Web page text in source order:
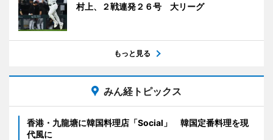
村上、２戦連発２６号 大リーグ
もっと見る
みん経トピックス
香港・九龍塘に韓国料理店「Social」 韓国定番料理を現
代風に